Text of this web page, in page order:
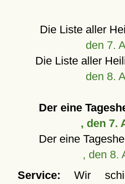
Die Liste aller
den 7.
Die Liste aller
den 8.
Der eine
, den 7.
Der eine
, den 8.
Service: Wir